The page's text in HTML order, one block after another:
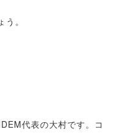
。
代表の大村です。コ